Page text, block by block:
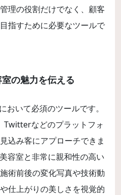
理の役割だけでなく、顧客
指すために必要なツールで
の魅力を伝える
おいて必須のツールです。
などのプラットフォ
込み客にアプローチできま
容室と非常に親和性の高い
術前後の変化写真や技術動
仕上がりの美しさを視覚的